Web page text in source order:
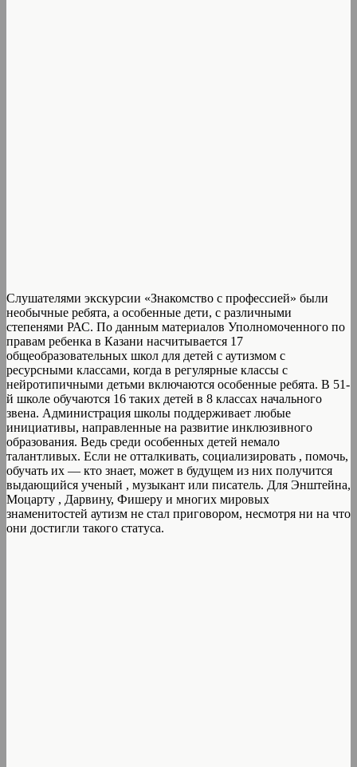
Слушателями экскурсии «Знакомство с профессией» были
необычные ребята, а особенные дети, с различными
степенями РАС. По данным материалов Уполномоченного по
правам ребенка в Казани насчитывается 17
общеобразовательных школ для детей с аутизмом с
ресурсными классами, когда в регулярные классы с
нейротипичными детьми включаются особенные ребята. В 51-
й школе обучаются 16 таких детей в 8 классах начального
звена. Администрация школы поддерживает любые
инициативы, направленные на развитие инклюзивного
образования. Ведь среди особенных детей немало
талантливых. Если не отталкивать, социализировать , помочь,
обучать их — кто знает, может в будущем из них получится
выдающийся ученый , музыкант или писатель. Для Энштейна,
Моцарту , Дарвину, Фишеру и многих мировых
знаменитостей аутизм не стал приговором, несмотря ни на что
они достигли такого статуса.